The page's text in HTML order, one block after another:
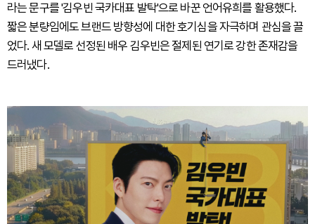
라는 문구를 '김우빈 국카대표 발탁'으로 바꾼 언어유희를 활용했다.
짧은 분량임에도 브랜드 방향성에 대한 호기심을 자극하며 관심을 끌
었다. 새 모델로 선정된 배우 김우빈은 절제된 연기로 강한 존재감을
드러냈다.